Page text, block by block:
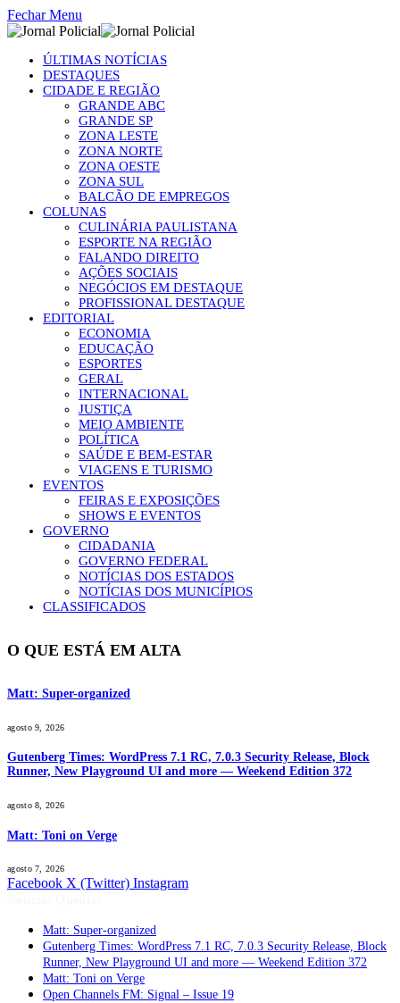
Fechar Menu
ÚLTIMAS NOTÍCIAS
DESTAQUES
CIDADE E REGIÃO
GRANDE ABC
GRANDE SP
ZONA LESTE
ZONA NORTE
ZONA OESTE
ZONA SUL
BALCÃO DE EMPREGOS
COLUNAS
CULINÁRIA PAULISTANA
ESPORTE NA REGIÃO
FALANDO DIREITO
AÇÕES SOCIAIS
NEGÓCIOS EM DESTAQUE
PROFISSIONAL DESTAQUE
EDITORIAL
ECONOMIA
EDUCAÇÃO
ESPORTES
GERAL
INTERNACIONAL
JUSTIÇA
MEIO AMBIENTE
POLÍTICA
SAÚDE E BEM-ESTAR
VIAGENS E TURISMO
EVENTOS
FEIRAS E EXPOSIÇÕES
SHOWS E EVENTOS
GOVERNO
CIDADANIA
GOVERNO FEDERAL
NOTÍCIAS DOS ESTADOS
NOTÍCIAS DOS MUNICÍPIOS
CLASSIFICADOS
O QUE ESTÁ EM ALTA
Matt: Super-organized
agosto 9, 2026
Gutenberg Times: WordPress 7.1 RC, 7.0.3 Security Release, Block
Runner, New Playground UI and more — Weekend Edition 372
agosto 8, 2026
Matt: Toni on Verge
agosto 7, 2026
Facebook X (Twitter) Instagram
Matt: Super-organized
Gutenberg Times: WordPress 7.1 RC, 7.0.3 Security Release, Block
Runner, New Playground UI and more — Weekend Edition 372
Matt: Toni on Verge
Open Channels FM: Signal – Issue 19